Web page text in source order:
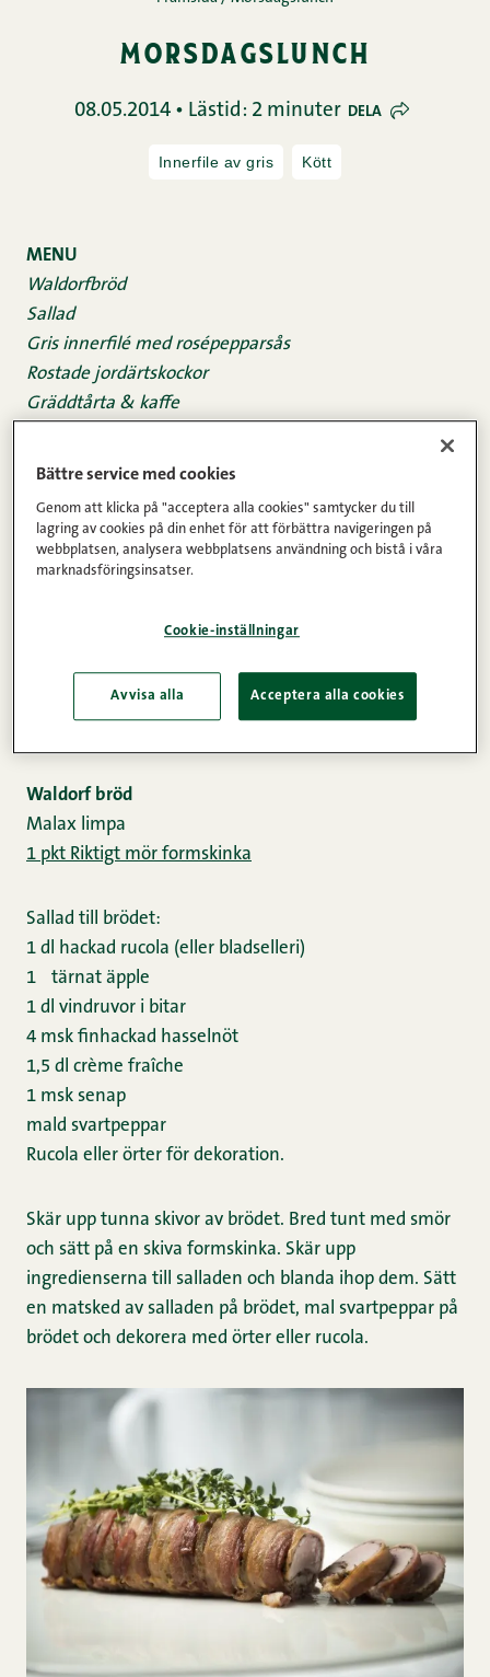
morsdagslunch
08.05.2014 • Lästid: 2 minuter DELA
Innerfile av gris Kött
MENU
Waldorfbröd
Sallad
Gris innerfilé med rosépepparsås
Rostade jordärtskockor
Gräddtårta & kaffe
Waldorf bröd
Malax limpa
1 pkt Riktigt mör formskinka
Sallad till brödet:
1 dl hackad rucola (eller bladselleri)
1 tärnat äpple
1 dl vindruvor i bitar
4 msk finhackad hasselnöt
1,5 dl crème fraîche
1 msk senap
mald svartpeppar
Rucola eller örter för dekoration.
Skär upp tunna skivor av brödet. Bred tunt med smör
och sätt på en skiva formskinka. Skär upp
ingredienserna till salladen och blanda ihop dem. Sätt
en matsked av salladen på brödet, mal svartpeppar på
brödet och dekorera med örter eller rucola.
Bättre service med cookies
Genom att klicka på "acceptera alla cookies" samtycker du till
lagring av cookies på din enhet för att förbättra navigeringen på
webbplatsen, analysera webbplatsens användning och bistå i våra
marknadsföringsinsatser.
Cookie-inställningar
Avvisa alla Acceptera alla cookies